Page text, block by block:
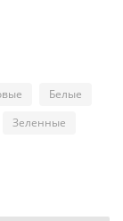
Белые
Зеленные